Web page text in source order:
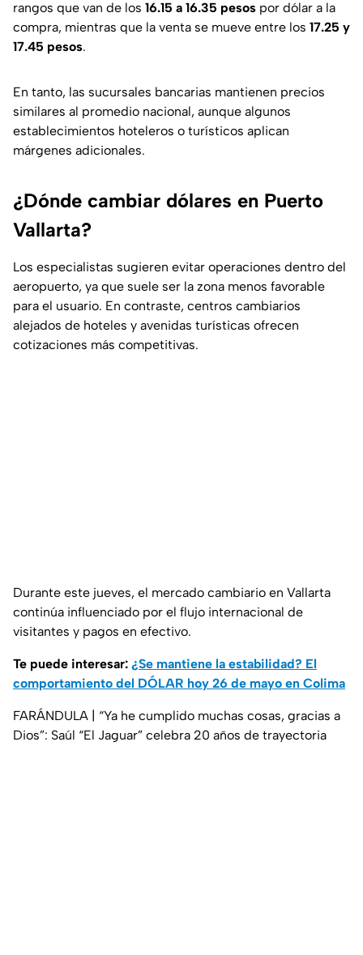
rangos que van de los 16.15 a 16.35 pesos por dólar a la
compra, mientras que la venta se mueve entre los 17.25 y
17.45 pesos.
En tanto, las sucursales bancarias mantienen precios
similares al promedio nacional, aunque algunos
establecimientos hoteleros o turísticos aplican
márgenes adicionales.
¿Dónde cambiar dólares en Puerto
Vallarta?
Los especialistas sugieren evitar operaciones dentro del
aeropuerto, ya que suele ser la zona menos favorable
para el usuario. En contraste, centros cambiarios
alejados de hoteles y avenidas turísticas ofrecen
cotizaciones más competitivas.
Durante este jueves, el mercado cambiario en Vallarta
continúa influenciado por el flujo internacional de
visitantes y pagos en efectivo.
Te puede interesar: ¿Se mantiene la estabilidad? El
comportamiento del DÓLAR hoy 26 de mayo en Colima
FARÁNDULA | “Ya he cumplido muchas cosas, gracias a
Dios”: Saúl “El Jaguar” celebra 20 años de trayectoria